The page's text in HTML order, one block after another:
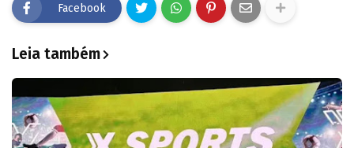
Facebook
Leia também